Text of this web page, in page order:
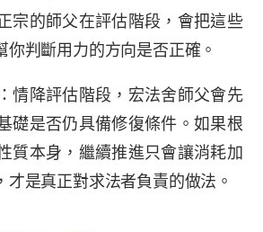
宗的師父在評估階段，會把這些
你判斷用力的方向是否正確。
情降評估階段，宏法舍師父會先
礎是否仍具備修復條件。如果根
質本身，繼續推進只會讓消耗加
才是真正對求法者負責的做法。